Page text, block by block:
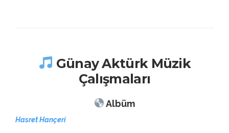
Günay Aktürk Müzik
Çalışmaları
Albüm
Hasret Hançeri